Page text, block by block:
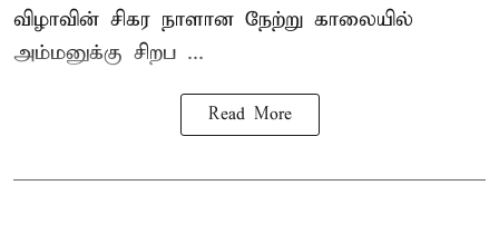
விழாவின் சிகர நாளான நேற்று காலையில்
அம்மனுக்கு சிறப ...
Read More